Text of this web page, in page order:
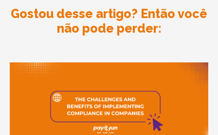
Gostou desse artigo? Então você
não pode perder: